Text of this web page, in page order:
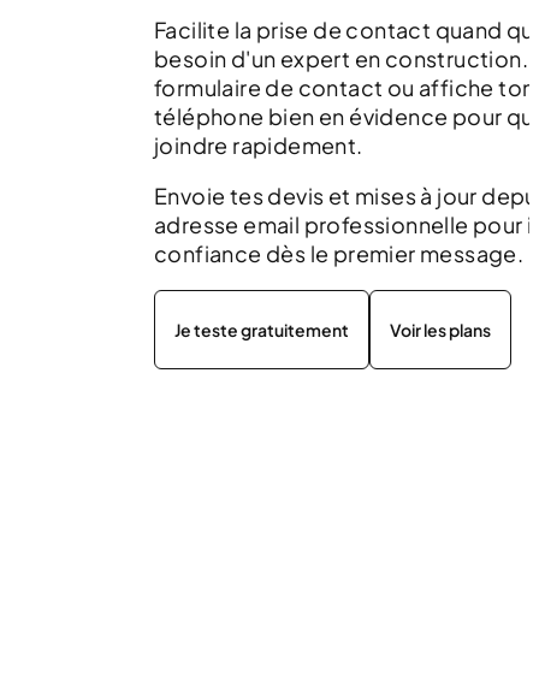
Facilite la prise de contact quand
besoin d'un expert en construction.
formulaire de contact ou affiche ton
téléphone bien en évidence pour
joindre rapidement.
Envoie tes devis et mises à jour
adresse email professionnelle pour
confiance dès le premier message.
Je teste gratuitement Voir les plans